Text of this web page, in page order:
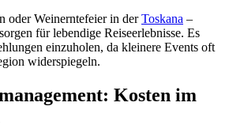
oder Weinerntefeier in derToskana –
für lebendige Reiseerlebnisse. Es
einzuholen, da kleinere Events oft
widerspiegeln.
Kosten im